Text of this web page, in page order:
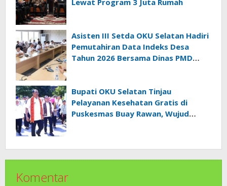
Asisten III Setda OKU Selatan Hadiri
Pemutahiran Data Indeks Desa
Tahun 2026 Bersama Dinas PMD
Bupati OKU Selatan Tinjau
Pelayanan Kesehatan Gratis di
Puskesmas Buay Rawan, Wujud
Komentar